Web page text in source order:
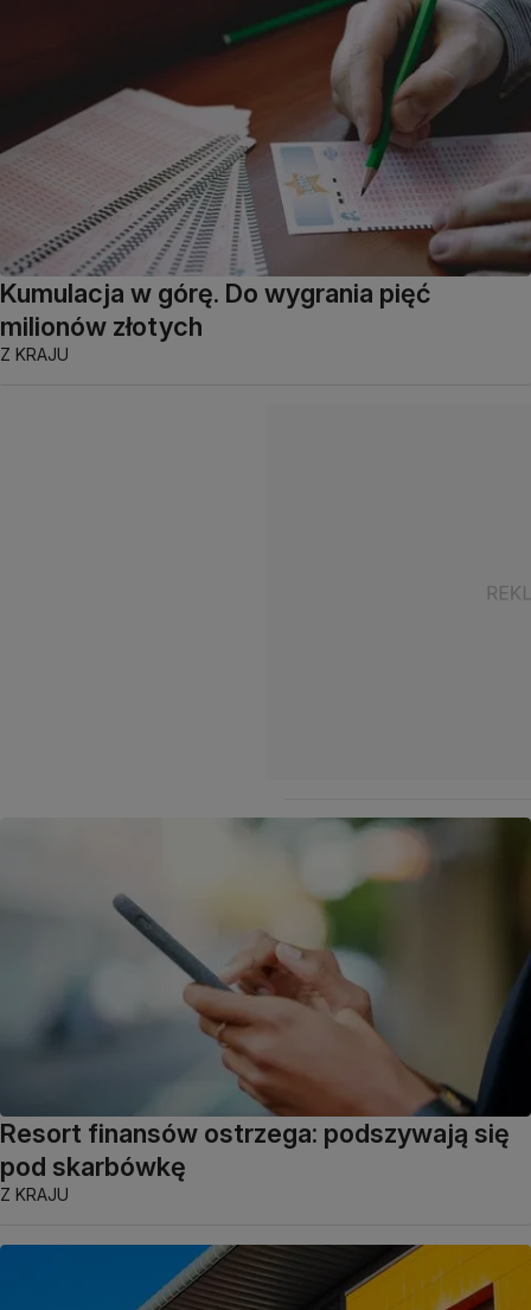
Kumulacja w górę. Do wygrania pięć
milionów złotych
Z KRAJU
Resort finansów ostrzega: podszywają się
pod skarbówkę
Z KRAJU